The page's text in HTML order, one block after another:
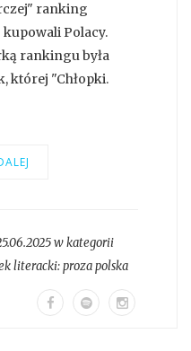
ranking
Polacy.
rankingu była
której "Chłopki.
w kategorii
literacki:proza polska